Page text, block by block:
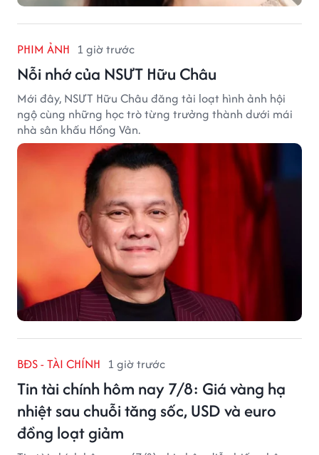
PHIM ẢNH 1 giờ trước
Nỗi nhớ của NSƯT Hữu Châu
Mới đây, NSƯT Hữu Châu đăng tải loạt hình ảnh hội
ngộ cùng những học trò từng trưởng thành dưới mái
nhà sân khấu Hồng Vân.
BĐS - TÀI CHÍNH 1 giờ trước
Tin tài chính hôm nay 7/8: Giá vàng hạ
nhiệt sau chuỗi tăng sốc, USD và euro
đồng loạt giảm